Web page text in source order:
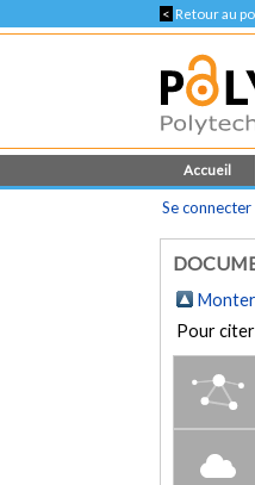
< Retour au
Accueil
Se connecter
Pour